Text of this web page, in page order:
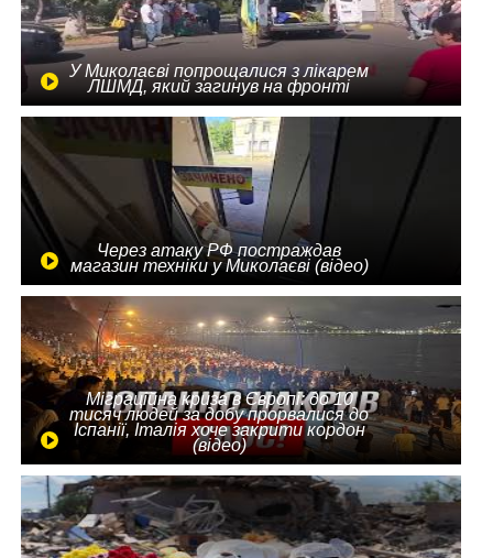
У Миколаєві попрощалися з лікарем
ЛШМД, який загинув на фронті
Через атаку РФ постраждав
магазин техніки у Миколаєві (відео)
Міграційна криза в Європі: до 10
тисяч людей за добу прорвалися до
Іспанії, Італія хоче закрити кордон
(відео)